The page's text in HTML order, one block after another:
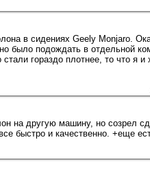
в сидениях Geely Monjaro.
было подождать в отдельной
плотнее, то что я и хотел! Фото
быстро и качественно. +еще